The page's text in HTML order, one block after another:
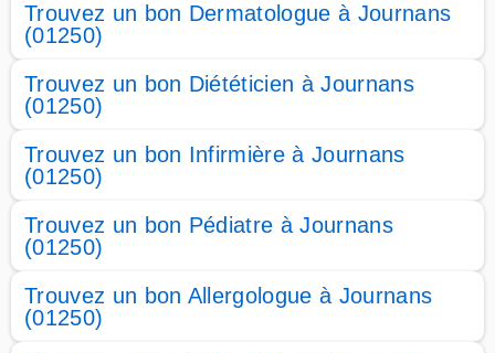
Trouvez un bon Dermatologue à Journans
(01250)
Trouvez un bon Diététicien à Journans
(01250)
Trouvez un bon Infirmière à Journans
(01250)
Trouvez un bon Pédiatre à Journans
(01250)
Trouvez un bon Allergologue à Journans
(01250)